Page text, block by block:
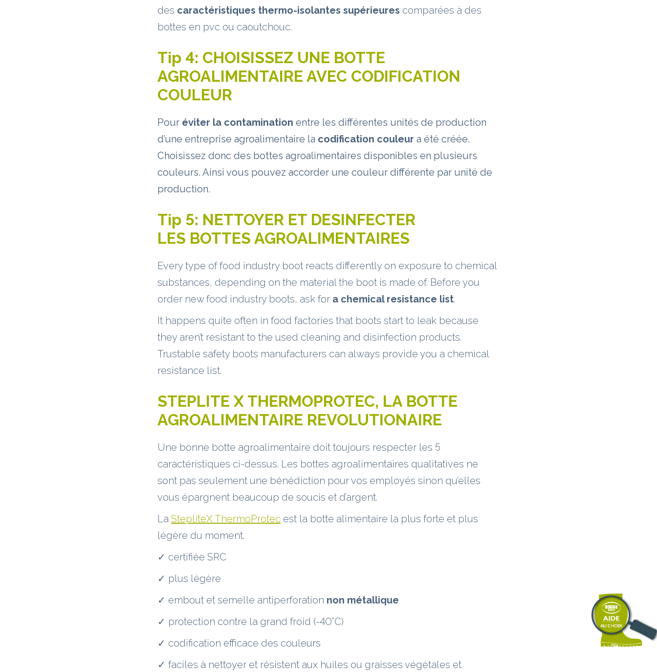
des caractéristiques thermo-isolantes supérieures comparées à des
bottes en pvc ou caoutchouc.
Tip 4: CHOISISSEZ UNE BOTTE
AGROALIMENTAIRE AVEC CODIFICATION
COULEUR
Pour éviter la contamination entre les différentes unités de production
d’une entreprise agroalimentaire la codification couleur a été créée.
Choisissez donc des bottes agroalimentaires disponibles en plusieurs
couleurs. Ainsi vous pouvez accorder une couleur différente par unité de
production.
Tip 5: NETTOYER ET DESINFECTER
LES BOTTES AGROALIMENTAIRES
Every type of food industry boot reacts differently on exposure to chemical
substances, depending on the material the boot is made of. Before you
order new food industry boots, ask for a chemical resistance list.
It happens quite often in food factories that boots start to leak because
they aren’t resistant to the used cleaning and disinfection products.
Trustable safety boots manufacturers can always provide you a chemical
resistance list.
STEPLITE X THERMOPROTEC, LA BOTTE
AGROALIMENTAIRE REVOLUTIONAIRE
Une bonne botte agroalimentaire doit toujours respecter les 5
caractéristiques ci-dessus. Les bottes agroalimentaires qualitatives ne
sont pas seulement une bénédiction pour vos employés sinon qu’elles
vous épargnent beaucoup de soucis et d’argent.
La StepliteX ThermoProtec est la botte alimentaire la plus forte et plus
légère du moment.
✓ certifiée SRC
✓ plus légère
✓ embout et semelle antiperforation non métallique
✓ protection contre la grand froid (-40°C)
✓ codification efficace des couleurs
✓ faciles à nettoyer et résistent aux huiles ou graisses végétales et